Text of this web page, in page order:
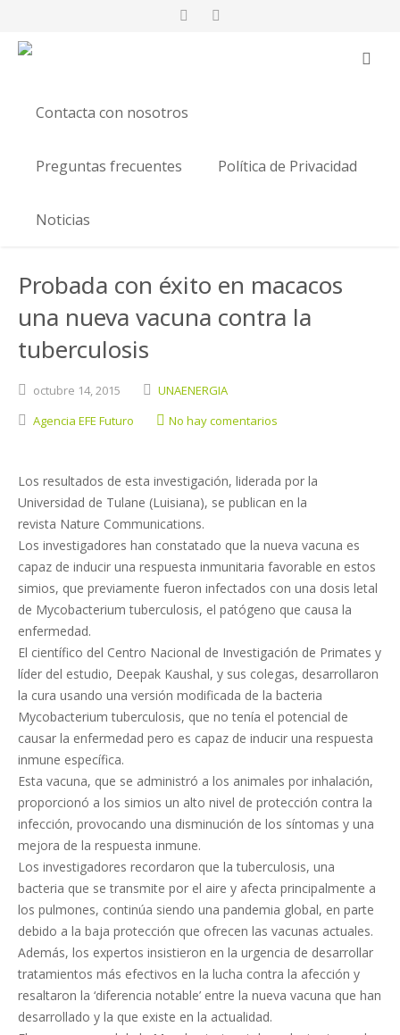
Contacta con nosotros
Preguntas frecuentes Política de Privacidad
Noticias
Probada con éxito en macacos
una nueva vacuna contra la
tuberculosis
octubre 14,2015
UNAENERGIA
Agencia EFE Futuro
No hay comentarios
Los resultados de esta investigación, liderada por la
Universidad de Tulane (Luisiana), se publican en la
revista Nature Communications.
Los investigadores han constatado que la nueva vacuna es
capaz de inducir una respuesta inmunitaria favorable en estos
simios, que previamente fueron infectados con una dosis letal
de Mycobacterium tuberculosis, el patógeno que causa la
enfermedad.
El científico del Centro Nacional de Investigación de Primates y
líder del estudio, Deepak Kaushal, y sus colegas, desarrollaron
la cura usando una versión modificada de la bacteria
Mycobacterium tuberculosis, que no tenía el potencial de
causar la enfermedad pero es capaz de inducir una respuesta
inmune específica.
Esta vacuna, que se administró a los animales por inhalación,
proporcionó a los simios un alto nivel de protección contra la
infección, provocando una disminución de los síntomas y una
mejora de la respuesta inmune.
Los investigadores recordaron que la tuberculosis, una
bacteria que se transmite por el aire y afecta principalmente a
los pulmones, continúa siendo una pandemia global, en parte
debido a la baja protección que ofrecen las vacunas actuales.
Además, los expertos insistieron en la urgencia de desarrollar
tratamientos más efectivos en la lucha contra la afección y
resaltaron la ‘diferencia notable’ entre la nueva vacuna que han
desarrollado y la que existe en la actualidad.